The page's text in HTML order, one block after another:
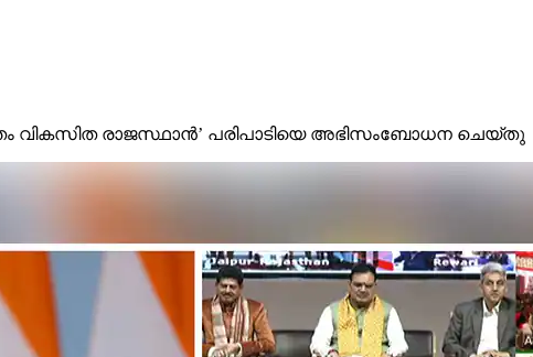
വികസിത രാജസ്ഥാൻ’ പരിപാടിയെ അഭിസംബോധന ചെയ്തു